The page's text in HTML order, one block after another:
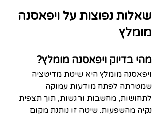
שאלות נפוצות על ויפאסנה
מומלץ
מהי בדיוק ויפאסנה מומלץ?
ויפאסנה מומלץ היא שיטת מדיטציה
שמטרתה לפתח מודעות עמוקה
לתחושות, מחשבות ורגשות, תוך תצפית
נקיה מהשפעות. שיטה זו נותנת מקום